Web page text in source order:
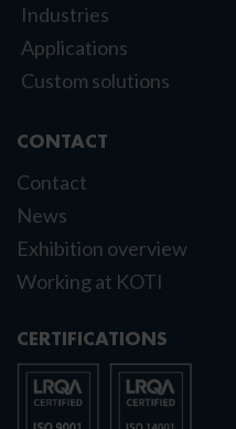
Industries
Applications
Custom solutions
CONTACT
Contact
News
Exhibition overview
Working at KOTI
CERTIFICATIONS